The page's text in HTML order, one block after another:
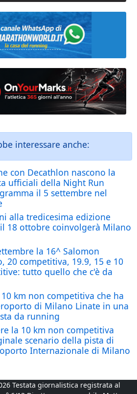
interessare anche:
con Decathlon nascono la
ufficiali della Night Run
il 5 settembre nel
alla tredicesima edizione
il 18 ottobre coinvolgerà Milano
la 16^ Salomon
20 competitiva, 19.9, 15 e 10
tutto quello che c'è da
10 km non competitiva che ha
di Milano Linate in una
da running
la 10 km non competitiva
scenario della pista di
Internazionale di Milano
Testata giornalistica registrata al